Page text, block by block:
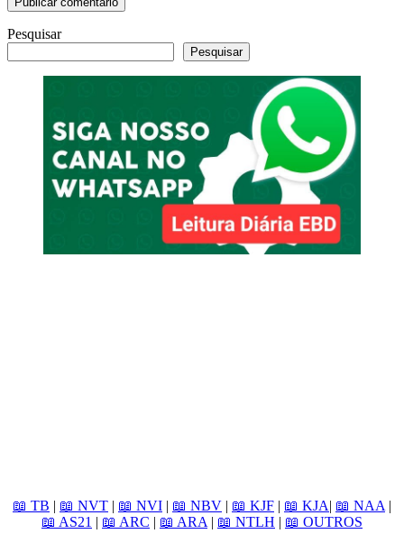
Pesquisar
Pesquisar
📖 TB | 📖 NVT | 📖 NVI | 📖 NBV | 📖 KJF | 📖 KJA| 📖 NAA |
📖 AS21 | 📖 ARC | 📖 ARA | 📖 NTLH | 📖 OUTROS